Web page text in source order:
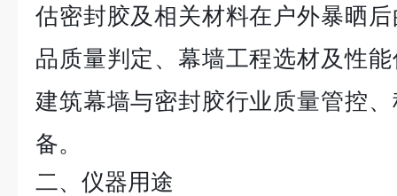
估密封胶及相关材料在户外暴晒
品质量判定、幕墙工程选材及性
建筑幕墙与密封胶行业质量管控
备。
二、仪器用途